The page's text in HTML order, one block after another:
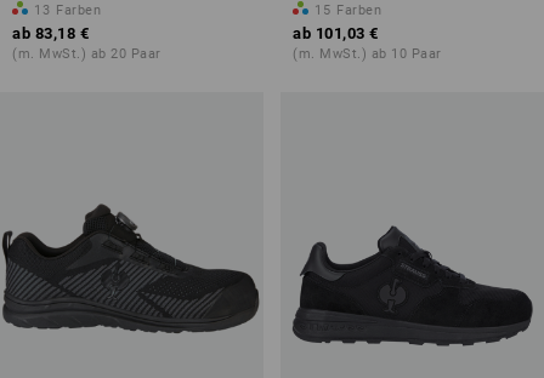
13 Farben
ab 83,18 €
(m. MwSt.) ab 20 Paar
15 Farben
ab 101,03 €
(m. MwSt.) ab 10 Paar